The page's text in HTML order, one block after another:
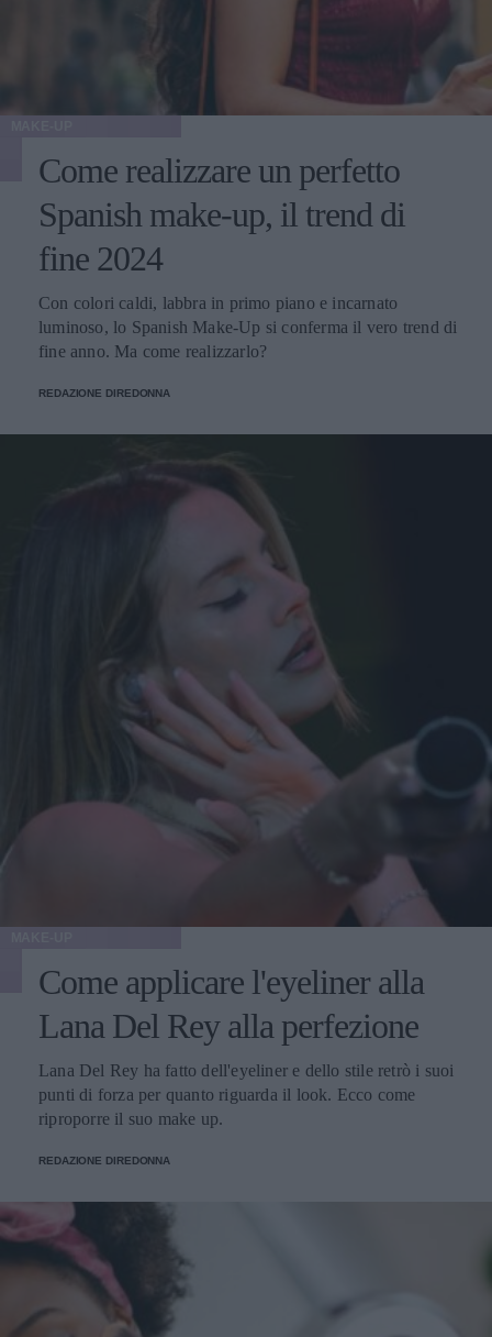
Come realizzare un perfetto
Spanish make-up, il trend di
fine 2024
Con colori caldi, labbra in primo piano e incarnato
luminoso, lo Spanish Make-Up si conferma il vero trend di
fine anno. Ma come realizzarlo?
REDAZIONE DIREDONNA
Come applicare l'eyeliner alla
Lana Del Rey alla perfezione
Lana Del Rey ha fatto dell'eyeliner e dello stile retrò i suoi
punti di forza per quanto riguarda il look. Ecco come
riproporre il suo make up.
REDAZIONE DIREDONNA